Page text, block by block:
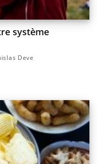
système
Deve